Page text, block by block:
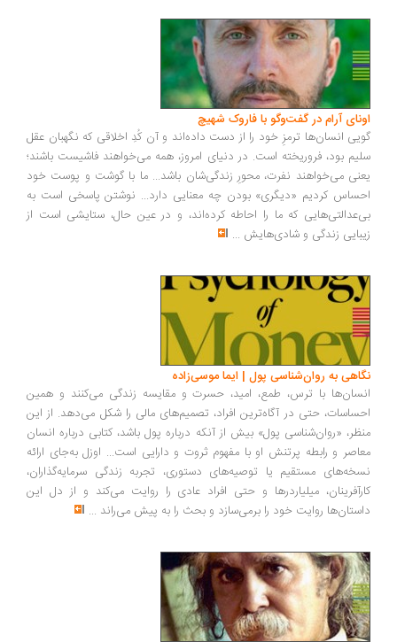
آرام در گفت‌وگو با فاروک شهیچ‭
انسان‌ها ترمزِ خود را از دست داده‌اند و آن کُدِ اخلاقی که نگهبان عقل
بود، فروریخته است. در دنیای امروز، همه می‌خواهند فاشیست باشند؛
می‌خواهند نفرت، محورِ زندگی‌شان باشد... ما با گوشت و پوست خود
کردیم «دیگری» بودن چه معنایی دارد... نوشتن پاسخی است به
که ما را احاطه کرده‌اند، و در عین حال، ستایشی است از
زندگی و شادی‌هایش...
به روان‌شناسی پول | ایما موسی‌زاده
با ترس، طمع، امید، حسرت و مقایسه زندگی می‌کنند و همین
حتی در آگاه‌ترین افراد، تصمیم‌های مالی را شکل می‌دهد. از این
«روان‌شناسی پول» بیش از آنکه درباره پول باشد، کتابی درباره انسان
و رابطه پرتنش او با مفهوم ثروت و دارایی است... اوزل به‌جای ارائه
مستقیم یا توصیه‌های دستوری، تجربه زندگی سرمایه‌گذاران،
میلیاردرها و حتی افراد عادی را روایت می‌کند و از دل این
روایت خود را برمی‌سازد و بحث را به پیش می‌راند...